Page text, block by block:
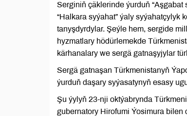
Serginiň çäklerinde ýurduň “Aşgabat
“Halkara syýahat” ýaly
tanyşdyrdylar. Şeýle hem, sergide
hyzmatlary hödürlemekde
kärhanalary we sergä gatnaşyjylar
Sergä gatnaşan Türkmenistanyň
ýurduň daşary syýasatynyň esasy
Şu ýylyň 23-nji oktýabrynda
gubernatory Hirofumi Ýosimura